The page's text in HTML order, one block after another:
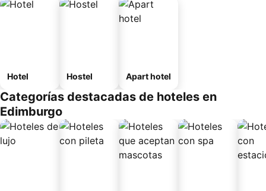
Hotel Hostel Apart hotel
Categorías destacadas de hoteles en
Edimburgo